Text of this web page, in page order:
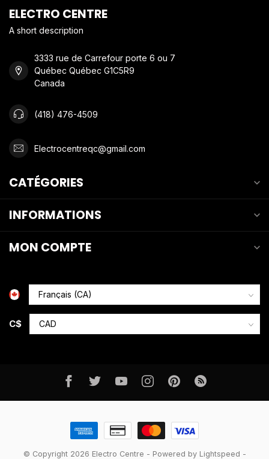
ELECTRO CENTRE
A short description
3333 rue de Carrefour porte 6 ou 7
Québec Québec G1C5R9
Canada
(418) 476-4509
Electrocentreqc@gmail.com
CATÉGORIES
INFORMATIONS
MON COMPTE
C$
© Copyright 2026 Electro Centre - Powered by Lightspeed -